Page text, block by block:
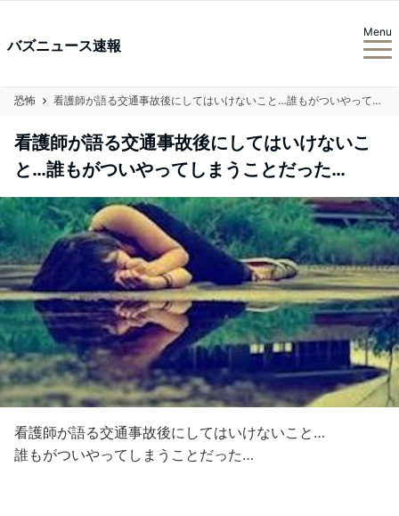
バズニュース速報
Menu
恐怖 看護師が語る交通事故後にしてはいけないこと…誰もがついやってしまうことだった…
看護師が語る交通事故後にしてはいけないこ
と…誰もがついやってしまうことだった…
看護師が語る交通事故後にしてはいけないこと…
誰もがついやってしまうことだった…